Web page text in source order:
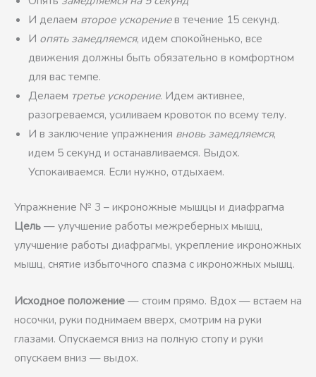
И делаем второе ускорениев течение 15 секунд.
И опять замедляемся, идем спокойненько, все
движения должны быть обязательно в комфортном
для вас темпе.
Делаем третье ускорение. Идем активнее,
разогреваемся, усиливаем кровоток по всему телу.
И в заключение упражнения вновь замедляемся,
идем 5 секунд и останавливаемся. Выдох.
Успокаиваемся. Если нужно, отдыхаем.
Упражнение № 3 – икроножные мышцы и диафрагма
Цель— улучшение работы межреберных мышц,
улучшение работы диафрагмы, укрепление икроножных
мышц, снятие избыточного спазма с икроножных мышц.
Исходное положение— стоим прямо. Вдох — встаем на
носочки, руки поднимаем вверх, смотрим на руки
глазами. Опускаемся вниз на полную стопу и руки
опускаем вниз — выдох.